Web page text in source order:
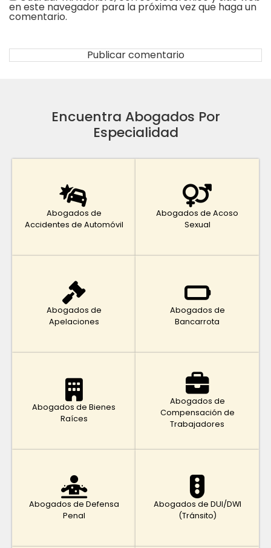
en este navegador para la próxima vez que haga un
comentario.
Encuentra Abogados Por
Especialidad
Abogados de
Accidentes de Automóvil
Abogados de Acoso
Sexual
Abogados de
Apelaciones
Abogados de
Bancarrota
Abogados de Bienes
Raíces
Abogados de
Compensación de
Trabajadores
Abogados de Defensa
Penal
Abogados de DUI/DWI
(Tránsito)